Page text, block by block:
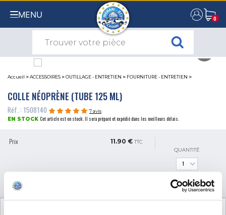
MENU 0
0
Accueil >ACCESSOIRES >OUTILLAGE - ENTRETIEN > FOURNITURE - ENTRETIEN >
COLLE NÉOPRÈNE (TUBE 125 ML)
Réf. : 1508140
7 avis
EN STOCK Cet article est en stock. Il sera préparé et expédié dans les meilleurs délais.
Prix 11.90 € TTC
QUANTITÉ